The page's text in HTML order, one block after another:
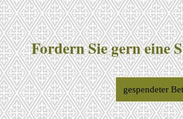
Fordern Sie gern eine